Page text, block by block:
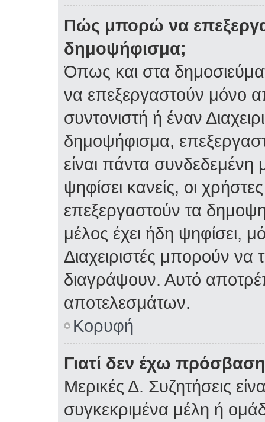
Πώς μπορώ να
δημοψήφισμα;
Όπως και στα
να επεξεργαστούν μόνο
συντονιστή ή έναν
δημοψήφισμα,
είναι πάντα
ψηφίσει κανείς, οι
επεξεργαστούν τα
μέλος έχει ήδη ψηφίσει,
Διαχειριστές μπορούν να
διαγράψουν. Αυτό
αποτελεσμάτων.
Κορυφή
Γιατί δεν έχω
Μερικές Δ. Συζητήσεις
συγκεκριμένα μέλη ή